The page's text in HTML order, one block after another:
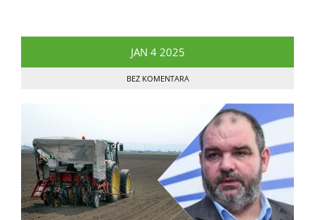
JAN 4 2025
BEZ KOMENTARA